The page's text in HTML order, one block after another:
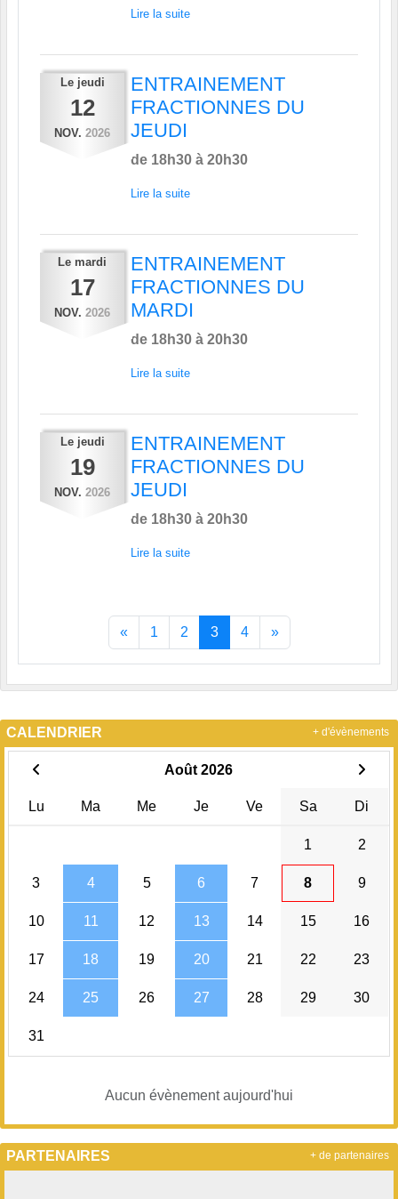
Lire la suite
Le jeudi
12
NOV. 2026
ENTRAINEMENT
FRACTIONNES DU
JEUDI
de 18h30 à 20h30
Lire la suite
Le mardi
17
NOV. 2026
ENTRAINEMENT
FRACTIONNES DU
MARDI
de 18h30 à 20h30
Lire la suite
Le jeudi
19
NOV. 2026
ENTRAINEMENT
FRACTIONNES DU
JEUDI
de 18h30 à 20h30
Lire la suite
« 1 2 3 4 »
CALENDRIER
Août 2026
Lu Ma Me Je Ve Sa Di
1 2
3 4 5 6 7 8 9
10 11 12 13 14 15 16
17 18 19 20 21 22 23
24 25 26 27 28 29 30
31
Aucun évènement aujourd'hui
+ d'évènements
PARTENAIRES + de partenaires